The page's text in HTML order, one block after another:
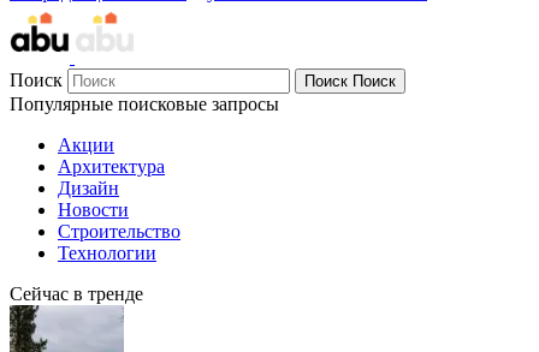
Поиск Поиск Поиск
Популярные поисковые запросы
Акции
Архитектура
Дизайн
Новости
Строительство
Технологии
Сейчас в тренде